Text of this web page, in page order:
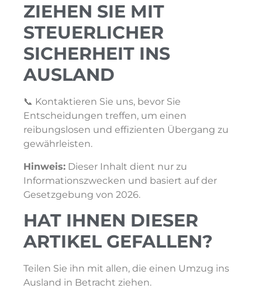
ZIEHEN SIE MIT
STEUERLICHER
SICHERHEIT INS
AUSLAND
📞 Kontaktieren Sie uns, bevor Sie
Entscheidungen treffen, um einen
reibungslosen und effizienten Übergang zu
gewährleisten.
Hinweis: Dieser Inhalt dient nur zu
Informationszwecken und basiert auf der
Gesetzgebung von 2026.
HAT IHNEN DIESER
ARTIKEL GEFALLEN?
Teilen Sie ihn mit allen, die einen Umzug ins
Ausland in Betracht ziehen.